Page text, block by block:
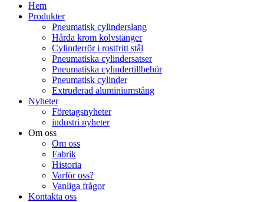
Hem
Produkter
Pneumatisk cylinderslang
Hårda krom kolvstänger
Cylinderrör i rostfritt stål
Pneumatiska cylindersatser
Pneumatiska cylindertillbehör
Pneumatisk cylinder
Extruderad aluminiumstång
Nyheter
Företagsnyheter
industri nyheter
Om oss
Om oss
Fabrik
Historia
Varför oss?
Vanliga frågor
Kontakta oss